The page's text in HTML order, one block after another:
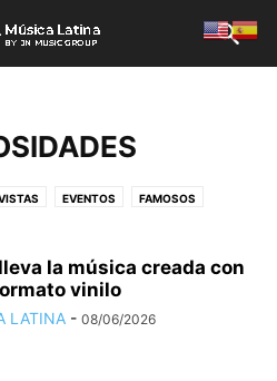
EVENTOS FAMOSOS
TECNOLOGÍA
la música creada con
vinilo
LATINA - 08/06/2026